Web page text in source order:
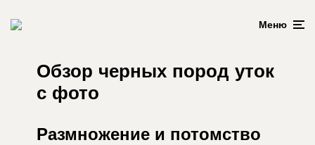
Меню
Обзор черных пород уток
с фото
Размножение и потомство